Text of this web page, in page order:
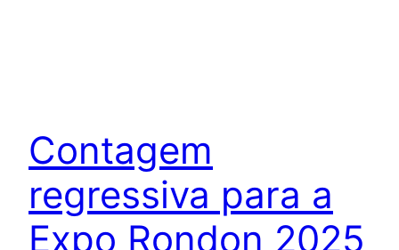
Contagem
regressiva para a
Expo Rondon 2025